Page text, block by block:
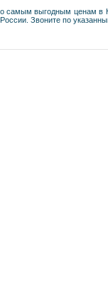
выгодным ценам в
Звоните по